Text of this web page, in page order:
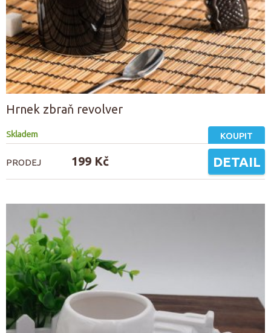
Hrnek zbraň revolver
Skladem KOUPIT
PRODEJ 199 Kč DETAIL